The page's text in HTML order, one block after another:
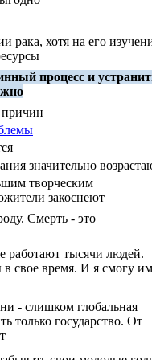
рака, хотя на его
процесс и
значительно
творческим
закоснеют
Смерть - это
работают тысячи людей.
в свое время. И я смогу
- слишком глобальная
только государство. От